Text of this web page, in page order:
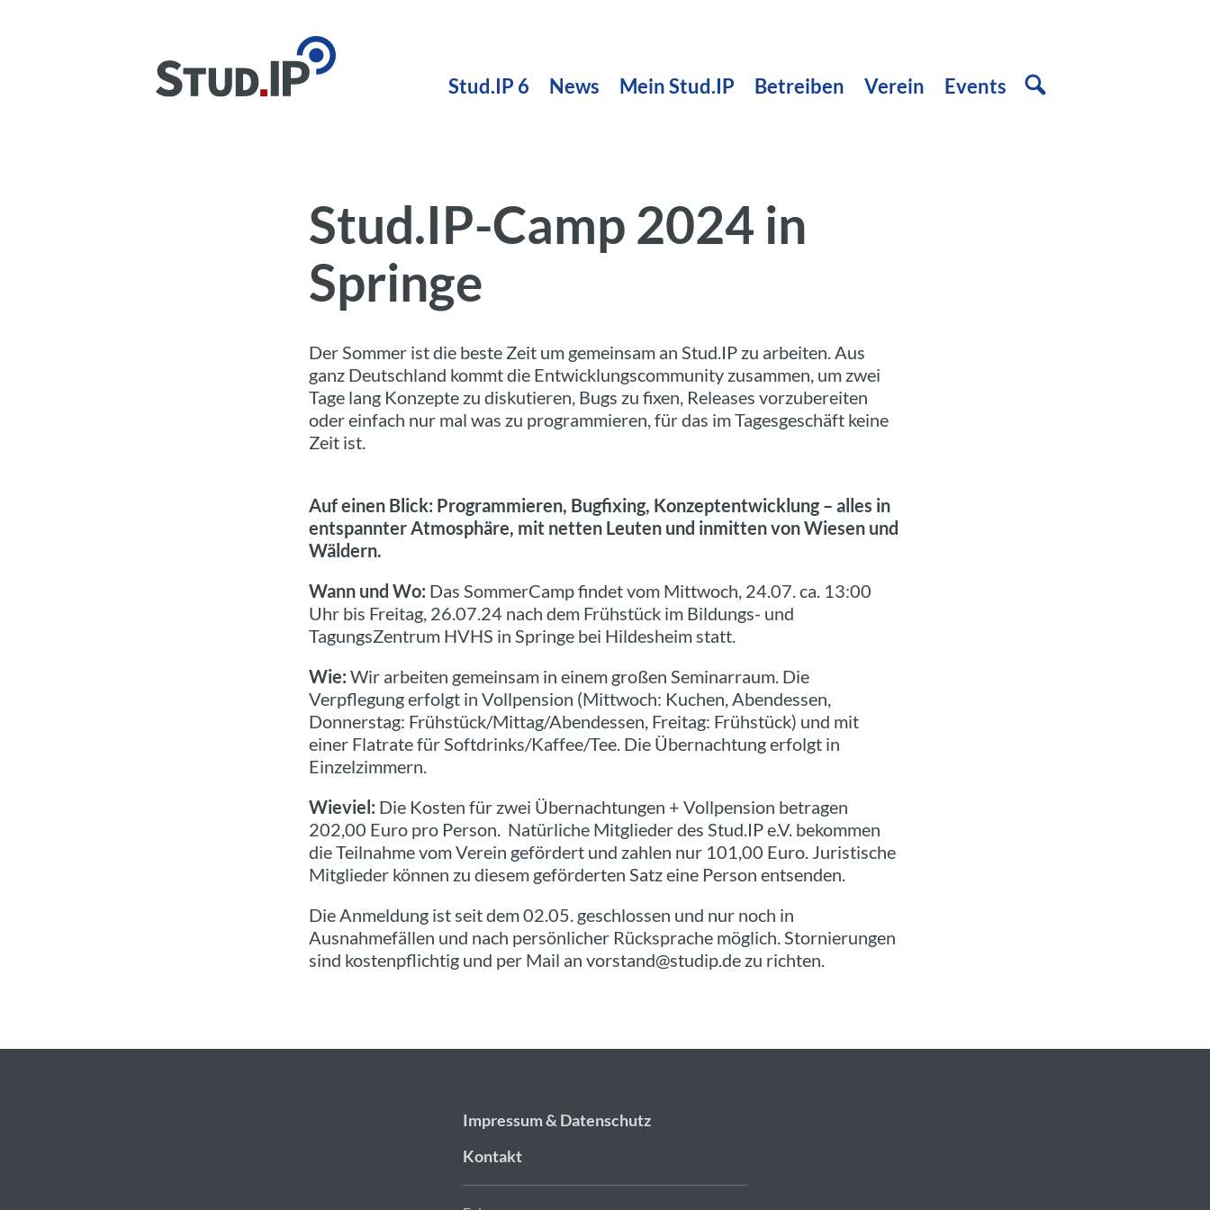
Stud.IP 6 News Mein Stud.IP Betreiben Verein Events
Stud.IP-Camp 2024 in
Springe
Der Sommer ist die beste Zeit um gemeinsam an Stud.IP zu arbeiten. Aus
ganz Deutschland kommt die Entwicklungscommunity zusammen, um zwei
Tage lang Konzepte zu diskutieren, Bugs zu fixen, Releases vorzubereiten
oder einfach nur mal was zu programmieren, für das im Tagesgeschäft keine
Zeit ist.
Auf einen Blick: Programmieren, Bugfixing, Konzeptentwicklung – alles in
entspannter Atmosphäre, mit netten Leuten und inmitten von Wiesen und
Wäldern.
Wann und Wo: Das SommerCamp findet vom Mittwoch, 24.07. ca. 13:00
Uhr bis Freitag, 26.07.24 nach dem Frühstück im Bildungs- und
TagungsZentrum HVHS in Springe bei Hildesheim statt.
Wie: Wir arbeiten gemeinsam in einem großen Seminarraum. Die
Verpflegung erfolgt in Vollpension (Mittwoch: Kuchen, Abendessen,
Donnerstag: Frühstück/Mittag/Abendessen, Freitag: Frühstück) und mit
einer Flatrate für Softdrinks/Kaffee/Tee. Die Übernachtung erfolgt in
Einzelzimmern.
Wieviel: Die Kosten für zwei Übernachtungen + Vollpension betragen
202,00 Euro pro Person. Natürliche Mitglieder des Stud.IP e.V. bekommen
die Teilnahme vom Verein gefördert und zahlen nur 101,00 Euro. Juristische
Mitglieder können zu diesem geförderten Satz eine Person entsenden.
Die Anmeldung ist seit dem 02.05. geschlossen und nur noch in
Ausnahmefällen und nach persönlicher Rücksprache möglich. Stornierungen
sind kostenpflichtig und per Mail an vorstand@studip.de zu richten.
Impressum & Datenschutz
Kontakt